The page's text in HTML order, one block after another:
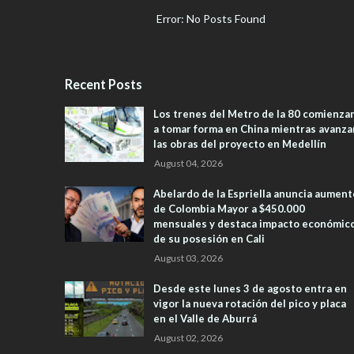
Error: No Posts Found
Recent Posts
Los trenes del Metro de la 80
a tomar forma en China mientras
las obras del proyecto en Medellín
August 04, 2026
Abelardo de la Espriella anuncia
de Colombia Mayor a $450.000
mensuales y destaca impacto
de su posesión en Cali
August 03, 2026
Desde este lunes 3 de agosto entra en
vigor la nueva rotación del pico y placa
en el Valle de Aburrá
August 02, 2026